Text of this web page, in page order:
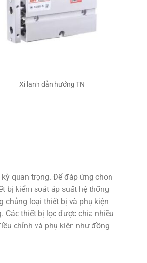
Xi lanh dẫn hướng TN
quan trọng. Để đáp ứng chon
bị kiểm soát áp suất hệ thống
chủng loại thiết bị và phụ kiện
Các thiết bị lọc được chia nhiều
chỉnh và phụ kiện như đồng